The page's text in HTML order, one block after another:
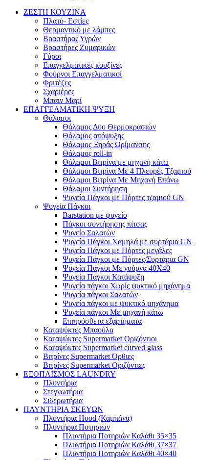
ΖΕΣΤΗ ΚΟΥΖΙΝΑ
Πλατό- Εστίες
Θερμαντικό με λάμπες
Βραστήρας Υγρών
Βραστήρες Ζυμαρικών
Γύροι
Επαγγελματικές κουζίνες
Φούρνοι Επαγγελματικοί
Φριτέζες
Σχαριέρες
Μπαιν Μαρί
ΕΠΑΓΓΕΛΜΑΤΙΚΗ ΨΥΞΗ
Θάλαμοι
Θάλαμος Δυο Θερμοκρασιών
Θάλαμος απόψυξης
Θάλαμος Ξηράς Ωρίμανσης
Θάλαμος roll-in
Θάλαμοι Βιτρίνα με μηχανή κάτω
Θάλαμοι Βιτρίνα Με 4 Πλευρές Τζαμιού
Θάλαμοι Βιτρίνα Με Μηχανή Επάνω
Θάλαμοι Συντήρηση
Ψυγεία Πάγκοι με Πόρτες τζαμιού GN
Ψυγεία Πάγκοι
Barstation με ψυγείο
Πάγκοι συντήρησης πίτσας
Ψυγείο Σαλατών
Ψυγεία Πάγκοι Χαμηλά με συρτάρια GN
Ψυγεία Πάγκοι με Πόρτες μεγάλες
Ψυγεία Πάγκοι με Πόρτες/Συρτάρια GN
Ψυγεία Πάγκοι Με γούρνα 40Χ40
Ψυγεία Πάγκοι Κατάψυξη
Ψυγεία πάγκοι Χωρίς ψυκτικό μηχάνημα
Ψυγεία πάγκοι Σαλατών
Ψυγεία πάγκοι με ψυκτικό μηχάνημα
Ψυγεία πάγκοι Με μηχανή κάτω
Επιπρόσθετα εξαρτήματα
Καταψύκτες Μπαούλα
Καταψύκτες Supermarket Οριζόντιοι
Καταψύκτες Supermarket curved glass
Βιτρίνες Supermarket Όρθιες
Βιτρίνες Supermarket Οριζόντιες
ΕΞΟΠΛΙΣΜΟΣ LAUNDRY
Πλυντήρια
Στεγνωτήρια
Σιδερωτήρια
ΠΛΥΝΤΗΡΙΑ ΣΚΕΥΩΝ
Πλυντήρια Hood (Καμπάνα)
Πλυντήρια Ποτηριών
Πλυντήρια Ποτηριών Καλάθι 35×35
Πλυντήρια Ποτηριών Καλάθι 37×37
Πλυντήρια Ποτηριών Καλάθι 40×40